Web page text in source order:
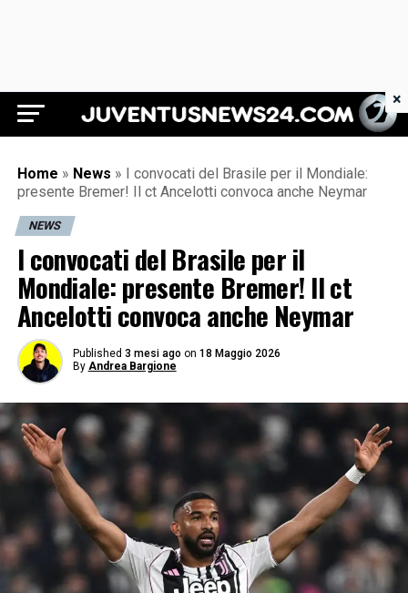
Juventus News 24
Home » News » I convocati del Brasile per il Mondiale:
presente Bremer! Il ct Ancelotti convoca anche Neymar
NEWS
I convocati del Brasile per il
Mondiale: presente Bremer! Il ct
Ancelotti convoca anche Neymar
Published 3 mesi ago on 18 Maggio 2026
By Andrea Bargione
×